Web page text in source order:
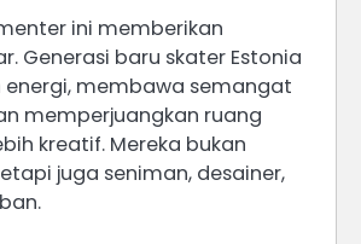
ini memberikan
Generasi baru skater Estonia
membawa semangat
memperjuangkan ruang
kreatif. Mereka bukan
juga seniman, desainer,